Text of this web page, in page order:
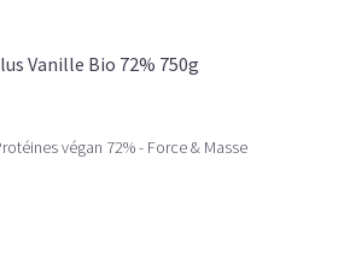
PROTÉINÉ
Vanille Bio 72% 750g
végan 72% - Force & Masse